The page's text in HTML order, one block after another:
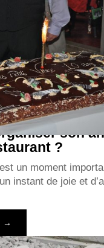
son
?
un moment
instant de joie et